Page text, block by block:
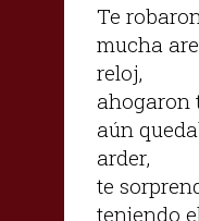
Te
mucha
reloj,
ahogaron
aún
arder,
te
teniendo